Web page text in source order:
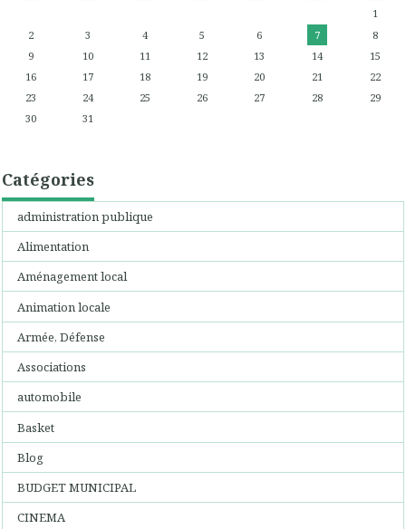
1
2
3 4 5 6 7
8
9
10 11 12 13 14
15
16
17 18 19 20 21
22
23
24 25 26 27 28
29
30
31
Catégories
administration publique
Alimentation
Aménagement local
Animation locale
Armée, Défense
Associations
automobile
Basket
Blog
BUDGET MUNICIPAL
CINEMA